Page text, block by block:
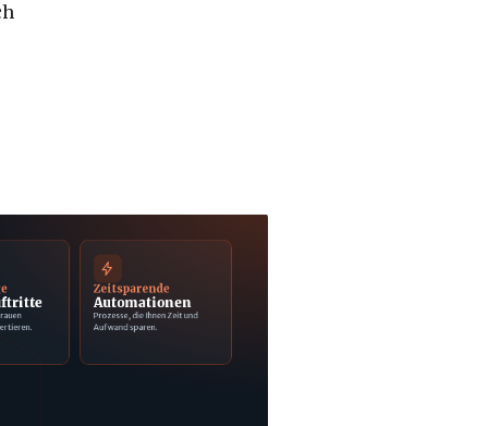
Zeitsparende
Automationen
Prozesse, die Ihnen Zeit und
Aufwand sparen.